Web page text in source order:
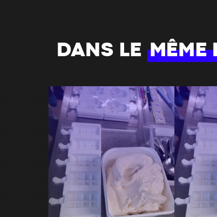
DANS LE MÊME